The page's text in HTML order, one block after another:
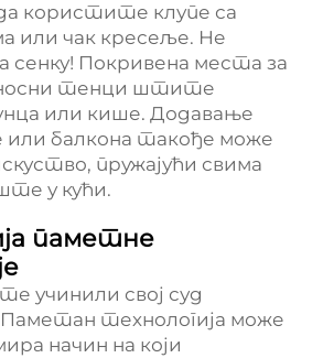
користите клупе са
или чак кресеље. Не
сенку! Покривена места за
тенци штите
или кише. Додавање
или балкона такође може
пружајући свима
у кући.
паметне
учинили свој суд
технологија може
начин на који